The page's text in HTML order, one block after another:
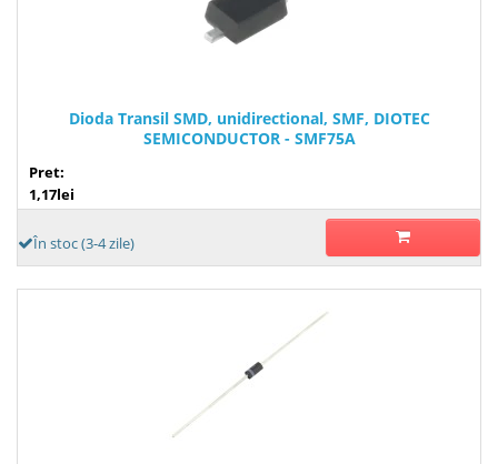
Dioda Transil SMD, unidirectional, SMF, DIOTEC
SEMICONDUCTOR - SMF75A
Pret:
1,17lei
În stoc (3-4 zile)